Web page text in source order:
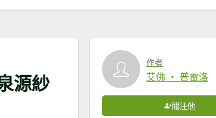
源紗
作者
艾佛 ‧ 普雷洛
關注他